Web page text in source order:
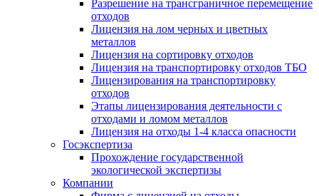
Разрешение на трансграничное перемещение
отходов
Лицензия на лом черных и цветных
металлов
Лицензия на сортировку отходов
Лицензия на транспортировку отходов ТБО
Лицензирования на транспортировку
отходов
Этапы лицензирования деятельности с
отходами и ломом металлов
Лицензия на отходы 1-4 класса опасности
Госэкспертиза
Прохождение государственной
экологической экспертизы
Компании